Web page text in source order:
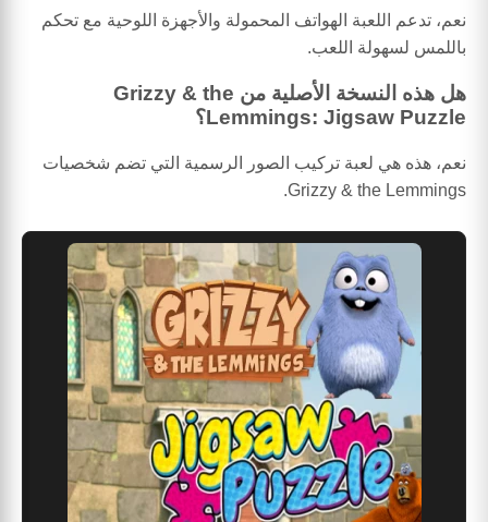
نعم، تدعم اللعبة الهواتف المحمولة والأجهزة اللوحية مع تحكم
باللمس لسهولة اللعب.
هل هذه النسخة الأصلية من Grizzy & the
Lemmings: Jigsaw Puzzle؟
نعم، هذه هي لعبة تركيب الصور الرسمية التي تضم شخصيات
Grizzy & the Lemmings.